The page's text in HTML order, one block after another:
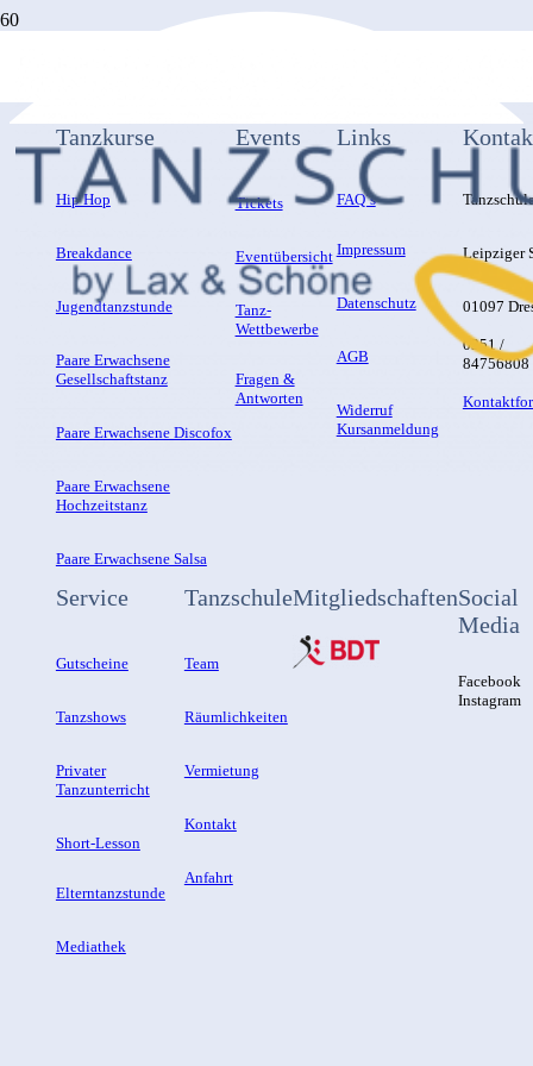
Tanzkurse
Hip Hop
Breakdance
Jugendtanzstunde
Paare Erwachsene
Gesellschaftstanz
Paare Erwachsene Discofox
Paare Erwachsene
Hochzeitstanz
Paare Erwachsene Salsa
Events
Tickets
Eventübersicht
Tanz-
Wettbewerbe
Fragen &
Antworten
Links
FAQ´s
Impressum
Datenschutz
AGB
Widerruf
Kursanmeldung
Leipziger
01097
0351 /
84756808
Service
Gutscheine
Tanzshows
Privater
Tanzunterricht
Short-Lesson
Elterntanzstunde
Mediathek
Tanzschule
Team
Räumlichkeiten
Vermietung
Kontakt
Anfahrt
MitgliedschaftenSocial
Media
Facebook
Instagram